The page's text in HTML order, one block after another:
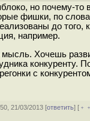
но почему-то
фишки, по
до того,
например.
Хочешь
конкуренту.
с
21/03/2013 [ответить] [